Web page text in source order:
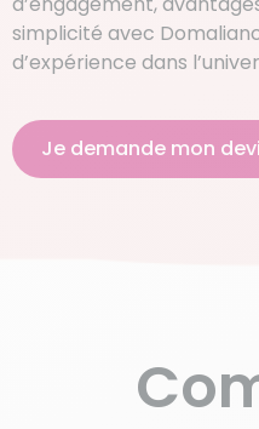
simplicité avec
d’expérience dans
Je demande mon